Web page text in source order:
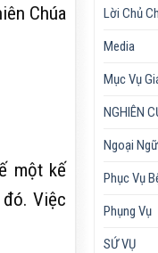
Chúa
một kế
Việc
Lời Chủ
Media
Mục Vụ
NGHIÊN
Ngoại Ngữ
Phục Vụ
Phụng Vụ
SỨ VỤ